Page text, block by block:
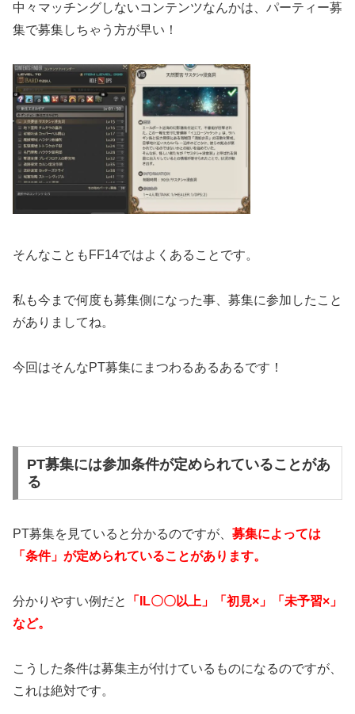
中々マッチングしないコンテンツなんかは、パーティー募
集で募集しちゃう方が早い！
そんなこともFF14ではよくあることです。
私も今まで何度も募集側になった事、募集に参加したこと
がありましてね。
今回はそんなPT募集にまつわるあるあるです！
PT募集には参加条件が定められていることがあ
る
PT募集を見ていると分かるのですが、 募集によっては
「条件」が定められていることがあります。
分かりやすい例だと
「IL〇〇以上」「初見×」「未予習×」
など。
こうした条件は募集主が付けているものになるのですが、
これは絶対です。